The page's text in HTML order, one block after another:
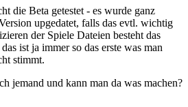
die Beta getestet - es wurde ganz
upgedatet, falls das evtl. wichtig
der Spiele Dateien besteht das
ist ja immer so das erste was man
stimmt.
jemand und kann man da was machen?